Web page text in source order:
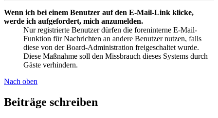
Wenn ich bei einem Benutzer auf den E-Mail-Link klicke,
werde ich aufgefordert, mich anzumelden.
Nur registrierte Benutzer dürfen die foreninterne E-Mail-
Funktion für Nachrichten an andere Benutzer nutzen, falls
diese von der Board-Administration freigeschaltet wurde.
Diese Maßnahme soll den Missbrauch dieses Systems durch
Gäste verhindern.
Nach oben
Beiträge schreiben